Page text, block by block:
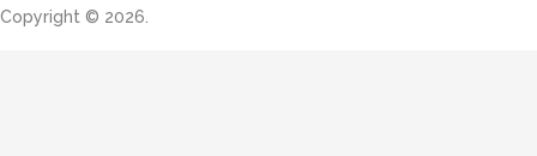
Copyright © 2026.